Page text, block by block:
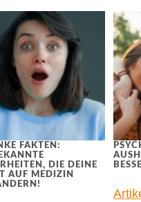
FAKTEN:
DIE DEINE
AUF MEDIZIN